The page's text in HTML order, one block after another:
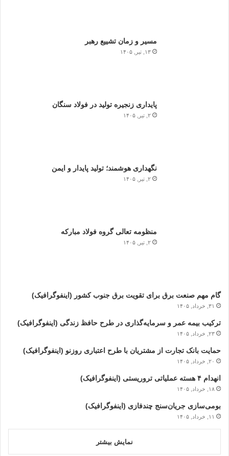
مسیر و زمان تشییع رهبر
۱۳, تیر, ۱۴۰۵
پایداری زنجیره تولید در فولاد سنگان
۲, تیر, ۱۴۰۵
نگهداری هوشمند؛ تولید پایدار و ایمن
۲, تیر, ۱۴۰۵
منظومه تعالی گروه فولاد مبارکه
۲, تیر, ۱۴۰۵
گام مهم صنعت برق برای تقویت برق جنوب کشور (اینفوگرافیک)
۳۱, خرداد, ۱۴۰۵
ترکیب بیمه عمر و سرمایه‌گذاری در طرح حافظ زندگی (اینفوگرافیک)
۲۳, خرداد, ۱۴۰۵
حمایت بانک تجارت از مشتریان با طرح اعتباری روزنو (اینفوگرافیک)
۲۰, خرداد, ۱۴۰۵
انهدام ۴ هسته عملیاتی تروریستی (اینفوگرافیک)
۱۸, خرداد, ۱۴۰۵
بومی‌سازی جریان‌سنج چندفازی (اینفوگرافیک)
۱۱, خرداد, ۱۴۰۵
نمایش بیشتر